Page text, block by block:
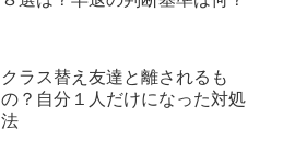
クラス替え友達と離されるも
の？自分１人だけになった対処
法